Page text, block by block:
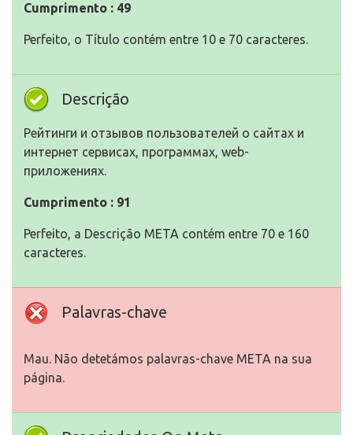
Cumprimento : 49
Perfeito, o Título contém entre 10 e 70 caracteres.
Descrição
Рейтинги и отзывов пользователей о сайтах и
интернет сервисах, программах, web-
приложениях.
Cumprimento : 91
Perfeito, a Descrição META contém entre 70 e 160
caracteres.
Palavras-chave
Mau. Não detetámos palavras-chave META na sua
página.